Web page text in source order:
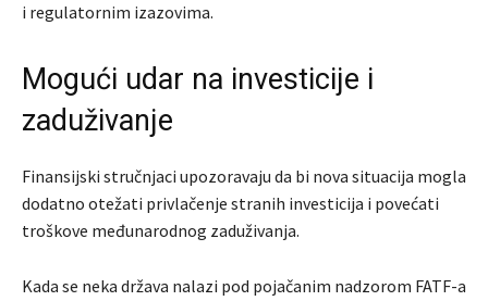
i regulatornim izazovima.
Mogući udar na investicije i
zaduživanje
Finansijski stručnjaci upozoravaju da bi nova situacija mogla
dodatno otežati privlačenje stranih investicija i povećati
troškove međunarodnog zaduživanja.
Kada se neka država nalazi pod pojačanim nadzorom FATF-a